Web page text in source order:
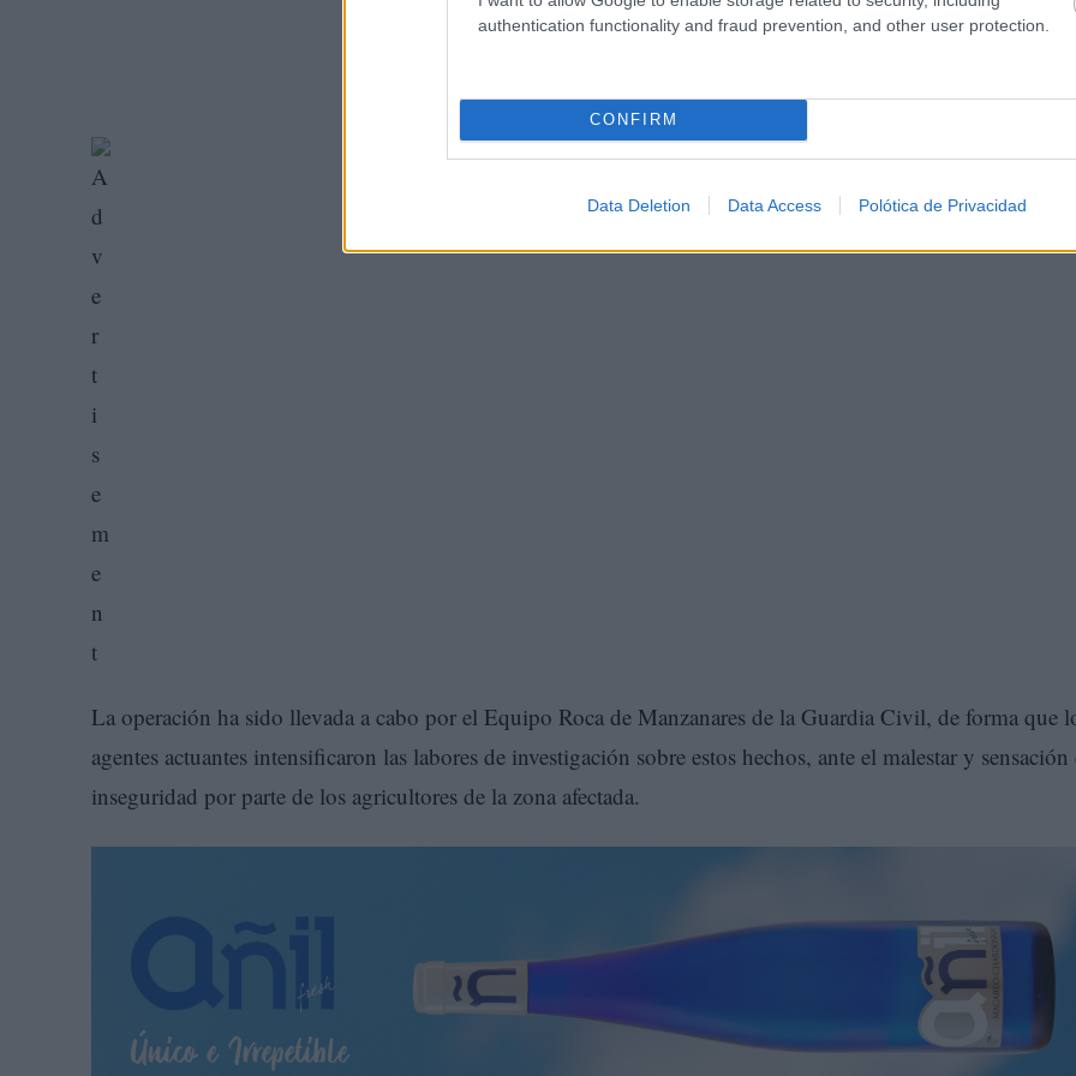
authentication functionality and fraud prevention, and other user protection.
CONFIRM
Data Deletion Data Access Polótica de Privacidad
La operación ha sido llevada a cabo por el Equipo Roca de Manzanares de la Guardia Civil, de forma que
agentes actuantes intensificaron las labores de investigación sobre estos hechos, ante el malestar y sensación
inseguridad por parte de los agricultores de la zona afectada.